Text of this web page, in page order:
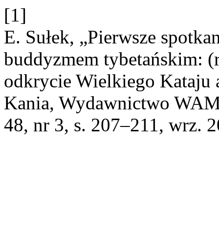
[1]
E. Sułek, „Pierwsze
buddyzmem tybetańskim:
odkrycie Wielkiego Kataju
Kania, Wydawnictwo
48, nr 3, s. 207–211, wrz.